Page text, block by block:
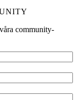
community-